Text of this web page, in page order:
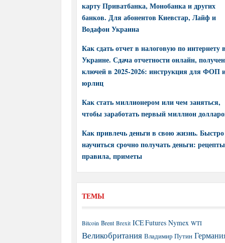
карту Приватбанка, Монобанка и других
банков. Для абонентов Киевстар, Лайф и
Водафон Украина
Как сдать отчет в налоговую по интернету в
Украине. Сдача отчетности онлайн,
ключей в 2025-2026: инструкция для ФОП
юрлиц
Как стать миллионером или чем заняться,
чтобы заработать первый миллион
Как привлечь деньги в свою жизнь. Быстро
научиться срочно получать деньги:
правила, приметы
ТЕМЫ
Bitcoin Brent Brexit ICE Futures Nymex WTI
Великобритания Владимир Путин